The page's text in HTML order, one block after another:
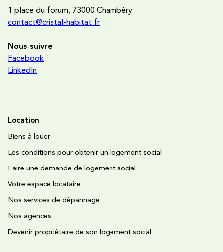
1 place du forum, 73000 Chambéry
contact@cristal-habitat.fr
Nous suivre
Facebook
LinkedIn
Location
Biens à louer
Les conditions pour obtenir un logement social
Faire une demande de logement social
Votre espace locataire
Nos services de dépannage
Nos agences
Devenir propriétaire de son logement social